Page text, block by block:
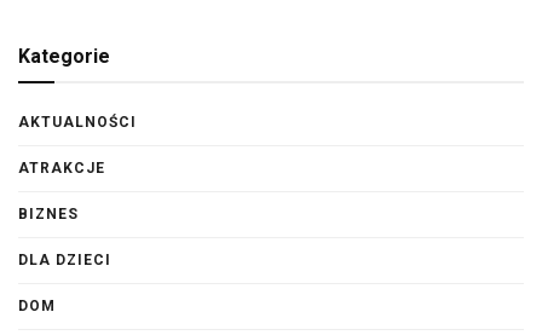
Kategorie
AKTUALNOŚCI
ATRAKCJE
BIZNES
DLA DZIECI
DOM